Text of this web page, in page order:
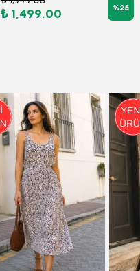
₺ 1,499.00 %25